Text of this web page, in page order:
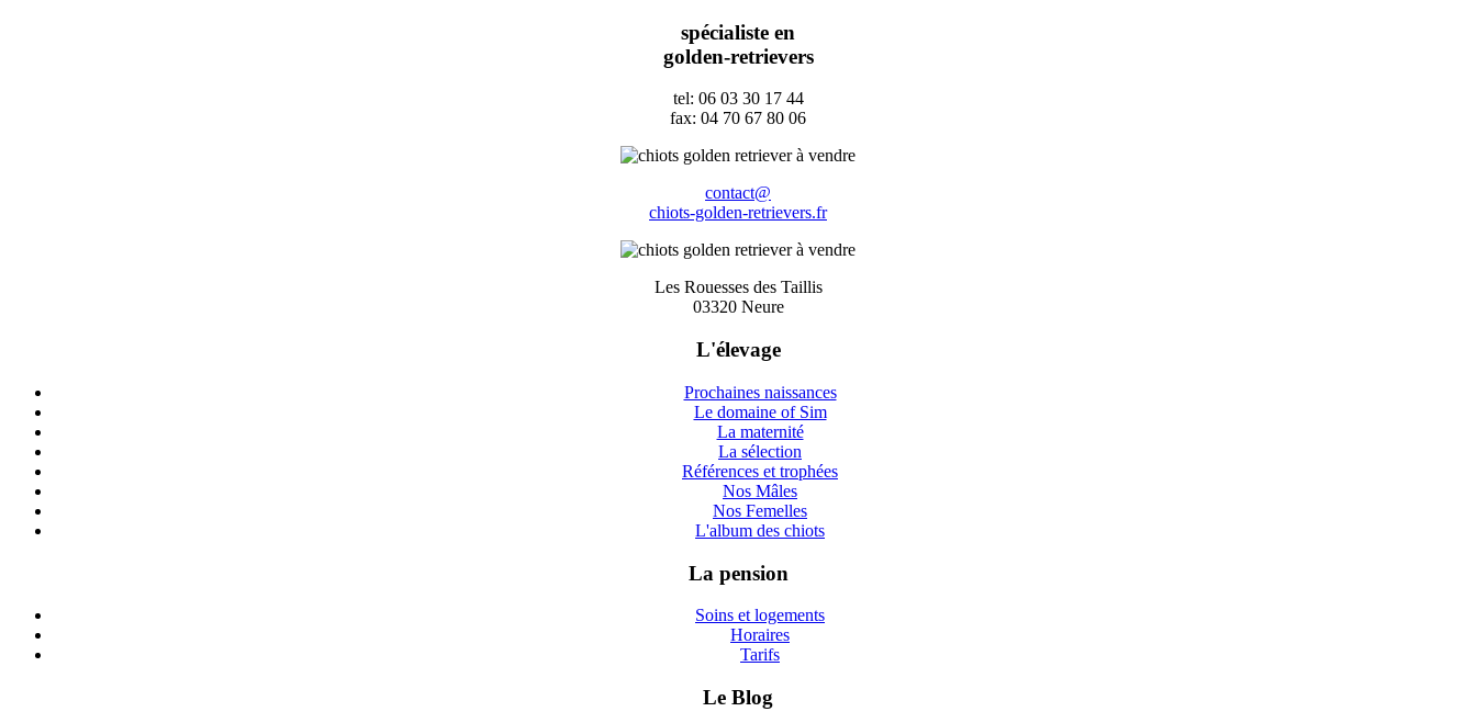
spécialiste en
golden-retrievers
tel: 06 03 30 17 44
fax: 04 70 67 80 06
contact@
chiots-golden-retrievers.fr
Les Rouesses des Taillis
03320 Neure
L'élevage
Prochaines naissances
Le domaine of Sim
La maternité
La sélection
Références et trophées
Nos Mâles
Nos Femelles
L'album des chiots
La pension
Soins et logements
Horaires
Tarifs
Le Blog